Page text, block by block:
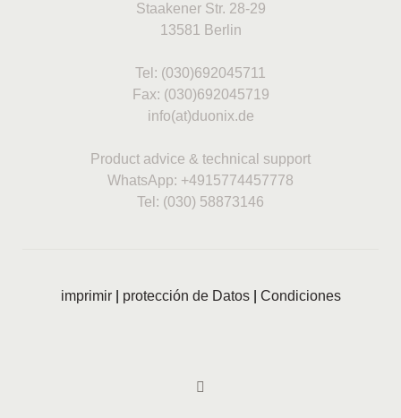
Staakener Str. 28-29
13581 Berlin
Tel: (030)692045711
Fax: (030)692045719
info(at)duonix.de
Product advice & technical support
WhatsApp: +4915774457778
Tel: (030) 58873146
imprimir| protección de Datos| Condiciones